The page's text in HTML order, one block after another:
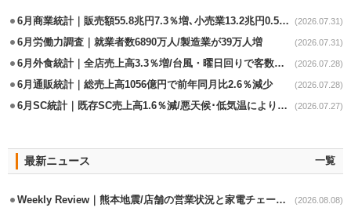
6月商業統計｜販売額55.8兆円7.3％増､小売業13.2兆円0.5％増 (2026.07.31)
6月労働力調査｜就業者数6890万人/製造業が39万人増 (2026.07.31)
6月外食統計｜全店売上高3.3％増/台風・曜日回りで客数失速も単価上昇が下支え (2026.07.28)
6月通販統計｜総売上高1056億円で前年同月比2.6％減少 (2026.07.28)
6月SC統計｜既存SC売上高1.6％減/悪天候･低気温により夏物不振 (2026.07.27)
最新ニュース 一覧
Weekly Review｜熊本地震/店舗の営業状況と家電チェーンの支援策 (2026.08.08)